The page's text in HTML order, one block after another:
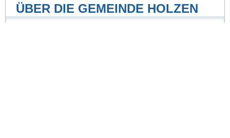
ÜBER DIE GEMEINDE HOLZEN